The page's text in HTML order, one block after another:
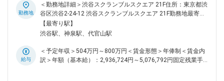
感動と熱狂を届けるコンテンツ作りに力を入れております。
変更の範囲：会社の定める業務
した人流・位置情報・広告配信等のデータを組み合わせたデジ
タル化により、デジタルサイネージ広告市場（交通、屋外、商
業施設等のOOH含む）は右肩上がりで成長、2025年比148％
増となる1,647億円規模に達すると予測されています。 上記ニ
ティングを掛け合わせ、クライアントのマーケティング支援を
行う部署を新設致しました。 ■業務概要 新設されたOOH局に
勤務地
＜勤務地詳細＞渋谷スクランブルスクエア 21F住所：東京都渋
谷区渋谷2-24-12 渋谷スクランブルスクエア 21F勤務地最寄
駅：JR各線／渋谷駅受動喫煙対策：屋内全面禁煙変更の範
囲：会社の定める事業所（リモートワーク含む）
【最寄り駅】
渋谷駅、神泉駅、代官山駅
給与
＜予定年収＞504万円～800万円＜賃金形態＞年俸制＜賃金内
訳＞年額（基本給）：2,936,724円～5,076,792円固定残業手